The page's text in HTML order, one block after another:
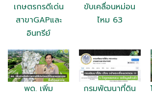
เกษตรกรดีเด่น
สาขาGAPและ
อินทรีย์
ขับเคลื่อนหม่อน
ไหม 63
พด. เพิ่ม
กรมพัฒนาที่ดิน